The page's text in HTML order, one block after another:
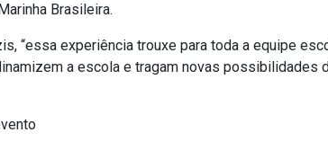
Brasileira.
“essa experiência trouxe para toda a equipe
a escola e tragam novas possibilidades